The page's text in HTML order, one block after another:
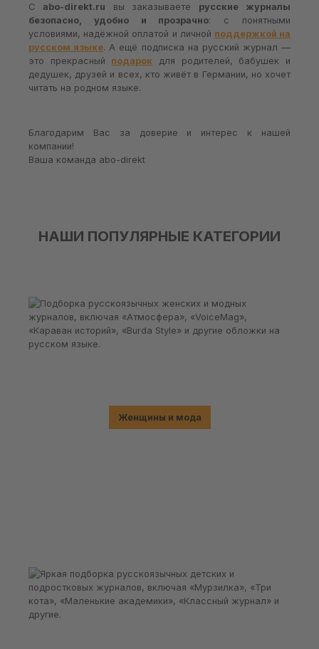
С abo-direkt.ru вы заказываете русские журналы
безопасно, удобно и прозрачно: с понятными
условиями, надёжной оплатой и личной поддержкой на
русском языке. А ещё подписка на русский журнал —
это прекрасный подарок для родителей, бабушек и
дедушек, друзей и всех, кто живёт в Германии, но хочет
читать на родном языке.
Благодарим Вас за доверие и интерес к нашей
компании!
Ваша команда abo-direkt
НАШИ ПОПУЛЯРНЫЕ КАТЕГОРИИ
Женщины и мода